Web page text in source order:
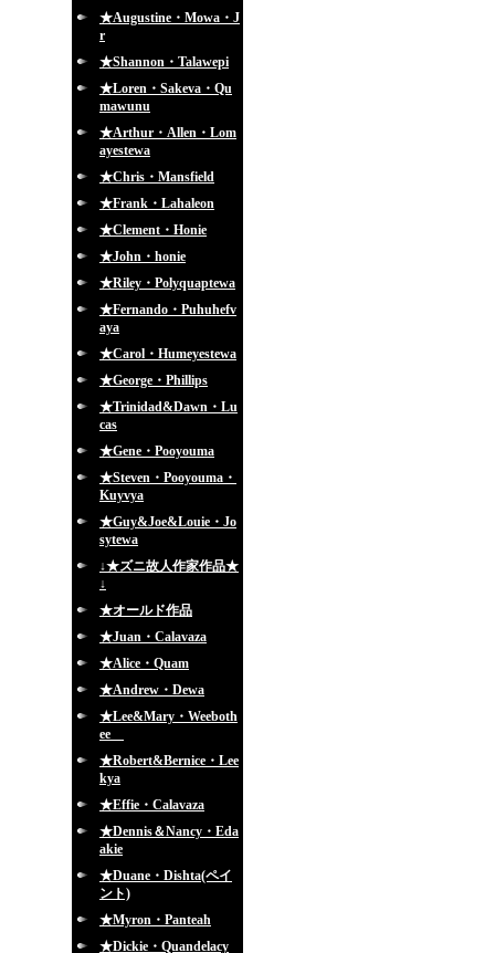
★Augustine・Mowa・J
r
★Shannon・Talawepi
★Loren・Sakeva・Qu
mawunu
★Arthur・Allen・Lom
ayestewa
★Chris・Mansfield
★Frank・Lahaleon
★Clement・Honie
★John・honie
★Riley・Polyquaptewa
★Fernando・Puhuhefv
aya
★Carol・Humeyestewa
★George・Phillips
★Trinidad&Dawn・Lu
cas
★Gene・Pooyouma
★Steven・Pooyouma・
Kuyvya
★Guy&Joe&Louie・Jo
sytewa
↓★ズニ故人作家作品★
↓
★オールド作品
★Juan・Calavaza
★Alice・Quam
★Andrew・Dewa
★Lee&Mary・Weeboth
ee
★Robert&Bernice・Lee
kya
★Effie・Calavaza
★Dennis＆Nancy・Eda
akie
★Duane・Dishta(ペイ
ント)
★Myron・Panteah
★Dickie・Quandelacy